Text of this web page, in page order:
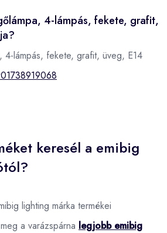
4-lámpás, fekete, grafit,
4-lámpás, fekete, grafit, üveg, E14
keresél a emibig
lighting márka termékei
a varázspárna legjobb emibig